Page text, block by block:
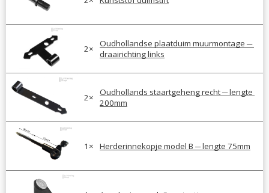
2×
Oudhollandse plaatduim muurmontage ─
draairichting links
2×
Oudhollands staartgeheng recht ─ lengte
200mm
1 × Herderinnekopje model B ─ lengte 75mm